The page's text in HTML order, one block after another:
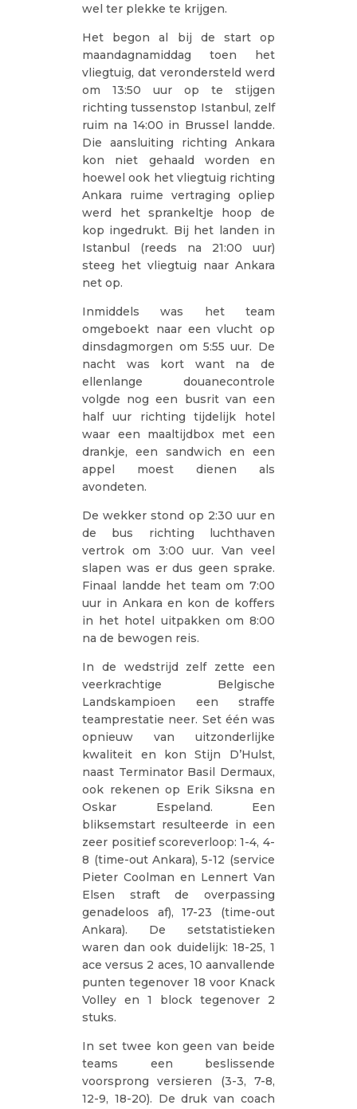
wel ter plekke te krijgen.
Het begon al bij de start op
maandagnamiddag toen het
vliegtuig, dat verondersteld werd
om 13:50 uur op te stijgen
richting tussenstop Istanbul, zelf
ruim na 14:00 in Brussel landde.
Die aansluiting richting Ankara
kon niet gehaald worden en
hoewel ook het vliegtuig richting
Ankara ruime vertraging opliep
werd het sprankeltje hoop de
kop ingedrukt. Bij het landen in
Istanbul (reeds na 21:00 uur)
steeg het vliegtuig naar Ankara
net op.
Inmiddels was het team
omgeboekt naar een vlucht op
dinsdagmorgen om 5:55 uur. De
nacht was kort want na de
ellenlange douanecontrole
volgde nog een busrit van een
half uur richting tijdelijk hotel
waar een maaltijdbox met een
drankje, een sandwich en een
appel moest dienen als
avondeten.
De wekker stond op 2:30 uur en
de bus richting luchthaven
vertrok om 3:00 uur. Van veel
slapen was er dus geen sprake.
Finaal landde het team om 7:00
uur in Ankara en kon de koffers
in het hotel uitpakken om 8:00
na de bewogen reis.
In de wedstrijd zelf zette een
veerkrachtige Belgische
Landskampioen een straffe
teamprestatie neer. Set één was
opnieuw van uitzonderlijke
kwaliteit en kon Stijn D’Hulst,
naast Terminator Basil Dermaux,
ook rekenen op Erik Siksna en
Oskar Espeland. Een
bliksemstart resulteerde in een
zeer positief scoreverloop: 1-4, 4-
8 (time-out Ankara), 5-12 (service
Pieter Coolman en Lennert Van
Elsen straft de overpassing
genadeloos af), 17-23 (time-out
Ankara). De setstatistieken
waren dan ook duidelijk: 18-25, 1
ace versus 2 aces, 10 aanvallende
punten tegenover 18 voor Knack
Volley en 1 block tegenover 2
stuks.
In set twee kon geen van beide
teams een beslissende
voorsprong versieren (3-3, 7-8,
12-9, 18-20). De druk van coach